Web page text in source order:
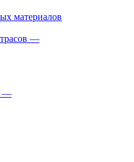
материалов
—
—